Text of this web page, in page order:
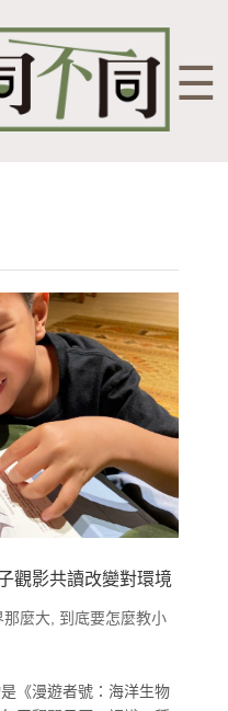
☰
觀影共讀改變對環境
那麼大, 到底要怎麼教小
《漫遊者號：海洋生物